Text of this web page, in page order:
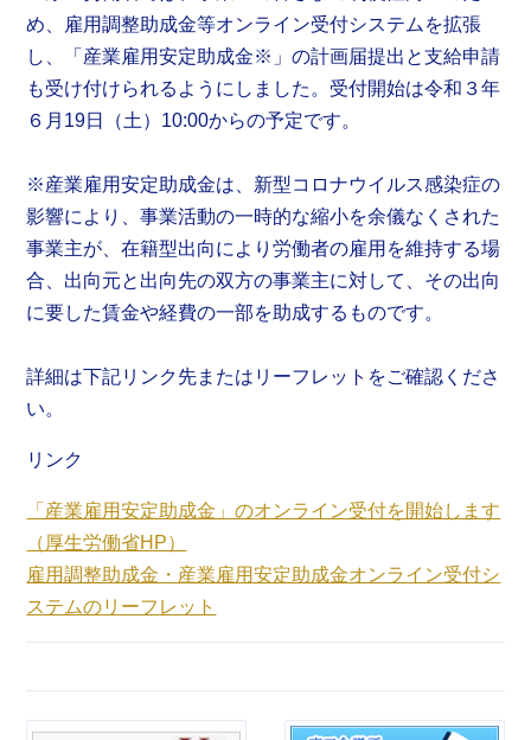
め、雇用調整助成金等オンライン受付システムを拡張
し、「産業雇用安定助成金※」の計画届提出と支給申請
も受け付けられるようにしました。受付開始は令和３年
６月19日（土）10:00からの予定です。
※産業雇用安定助成金は、新型コロナウイルス感染症の
影響により、事業活動の一時的な縮小を余儀なくされた
事業主が、在籍型出向により労働者の雇用を維持する場
合、出向元と出向先の双方の事業主に対して、その出向
に要した賃金や経費の一部を助成するものです。
詳細は下記リンク先またはリーフレットをご確認くださ
い。
リンク
「産業雇用安定助成金」のオンライン受付を開始します
（厚生労働省HP）
雇用調整助成金・産業雇用安定助成金オンライン受付シ
ステムのリーフレット